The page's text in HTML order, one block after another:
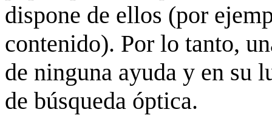
dispone de ellos (por
contenido). Por lo tanto,
de ninguna ayuda y en su
de búsqueda óptica.